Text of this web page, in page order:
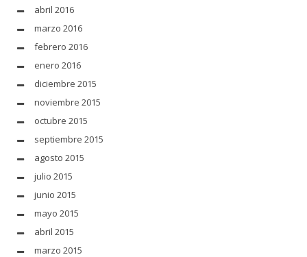
abril 2016
marzo 2016
febrero 2016
enero 2016
diciembre 2015
noviembre 2015
octubre 2015
septiembre 2015
agosto 2015
julio 2015
junio 2015
mayo 2015
abril 2015
marzo 2015